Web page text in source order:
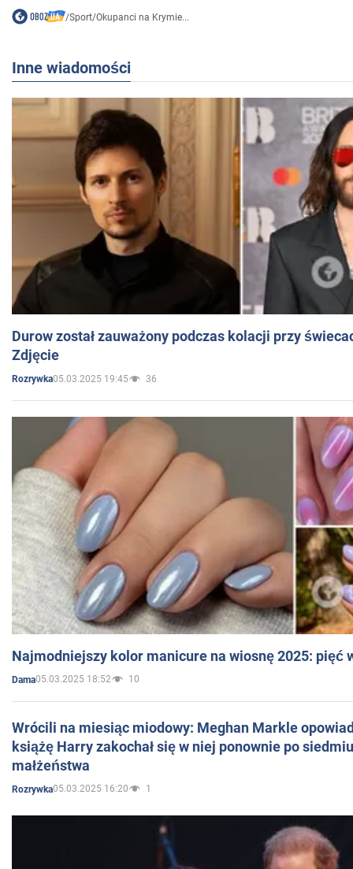
/Sport/Okupanci na Krymie...
Inne wiadomości
Durow został zauważony podczas kolacji przy
Zdjęcie
Rozrywka05.03.2025 19:45 36
Najmodniejszy kolor manicure na wiosnę 2025: pięć
Dama05.03.2025 18:52 10
Wrócili na miesiąc miodowy: Meghan Markle
książę Harry zakochał się w niej ponownie po
małżeństwa
Rozrywka05.03.2025 16:20 1